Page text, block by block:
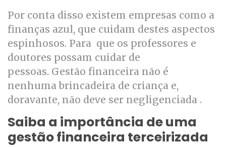
Por conta disso existem empresas como a
finanças azul, que cuidam destes aspectos
espinhosos. Para que os professores e
doutores possam cuidar de
pessoas. Gestão financeira não é
nenhuma brincadeira de criança e,
doravante, não deve ser negligenciada .
Saiba a importância de uma
gestão financeira terceirizada